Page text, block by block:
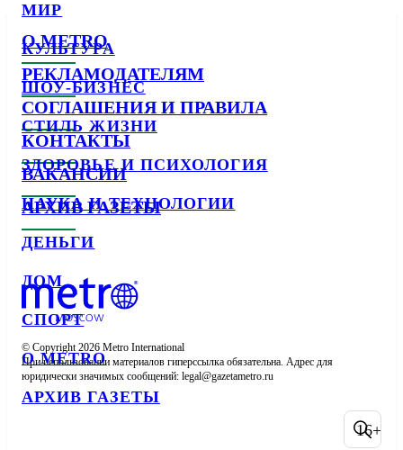
МИР
КУЛЬТУРА
ШОУ-БИЗНЕС
СТИЛЬ ЖИЗНИ
ЗДОРОВЬЕ И ПСИХОЛОГИЯ
НАУКА И ТЕХНОЛОГИИ
ДЕНЬГИ
ДОМ
СПОРТ
О METRO
АРХИВ ГАЗЕТЫ
О METRO
РЕКЛАМОДАТЕЛЯМ
СОГЛАШЕНИЯ И ПРАВИЛА
КОНТАКТЫ
ВАКАНСИИ
АРХИВ ГАЗЕТЫ
© Copyright 2026 Metro International
При использовании материалов гиперссылка обязательна. Адрес для
юридически значимых сообщений:
16+